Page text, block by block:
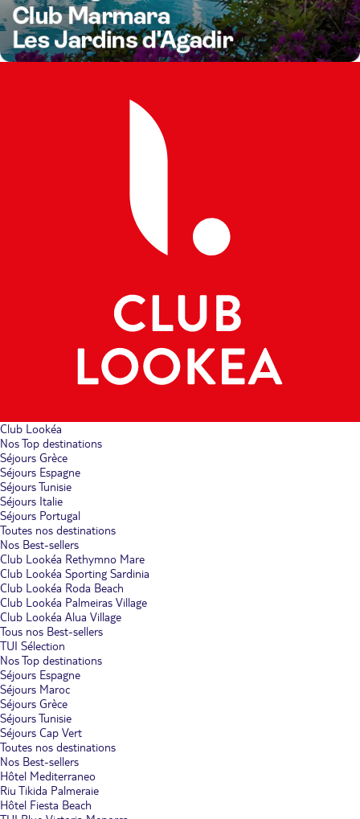
Club Lookéa
Nos Top destinations
Séjours Grèce
Séjours Espagne
Séjours Tunisie
Séjours Italie
Séjours Portugal
Toutes nos destinations
Nos Best-sellers
Club Lookéa Rethymno Mare
Club Lookéa Sporting Sardinia
Club Lookéa Roda Beach
Club Lookéa Palmeiras Village
Club Lookéa Alua Village
Tous nos Best-sellers
TUI Sélection
Nos Top destinations
Séjours Espagne
Séjours Maroc
Séjours Grèce
Séjours Tunisie
Séjours Cap Vert
Toutes nos destinations
Nos Best-sellers
Hôtel Mediterraneo
Riu Tikida Palmeraie
Hôtel Fiesta Beach